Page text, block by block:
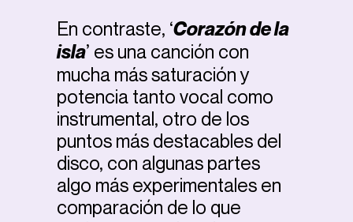
En contraste, ‘Corazón de la
isla’ es una canción con
mucha más saturación y
potencia tanto vocal como
instrumental, otro de los
puntos más destacables del
disco, con algunas partes
algo más experimentales en
comparación de lo que